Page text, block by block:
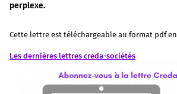
perplexe.
Cette lettre est téléchargeable au format pdf en
Les dernières lettres creda-sociétés